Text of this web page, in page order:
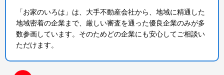
「お家のいろは」は、大手不動産会社から、地域に精通した
地域密着の企業まで、厳しい審査を通った優良企業のみが多
数参画しています。そのためどの企業にも安心してご相談い
ただけます。